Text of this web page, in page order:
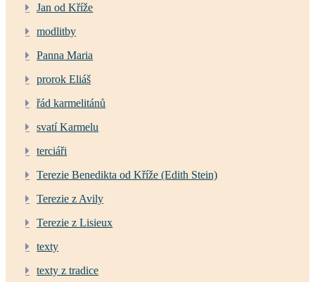
Jan od Kříže
modlitby
Panna Maria
prorok Eliáš
řád karmelitánů
svatí Karmelu
terciáři
Terezie Benedikta od Kříže (Edith Stein)
Terezie z Avily
Terezie z Lisieux
texty
texty z tradice